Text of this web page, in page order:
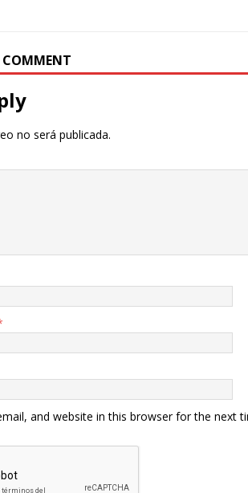
COMMENT
no será publicada.
and website in this browser for the next